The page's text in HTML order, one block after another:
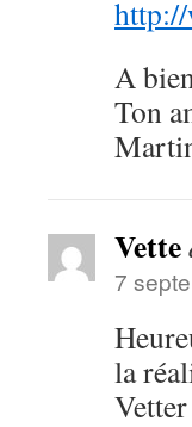
A
Ton
Vette
7
la
Vetter